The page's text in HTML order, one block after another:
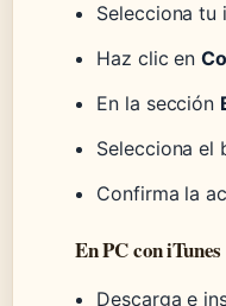
Selecciona tu
Haz clic en
En la sección
Selecciona el
Confirma la
En PC con iTunes
Descarga e